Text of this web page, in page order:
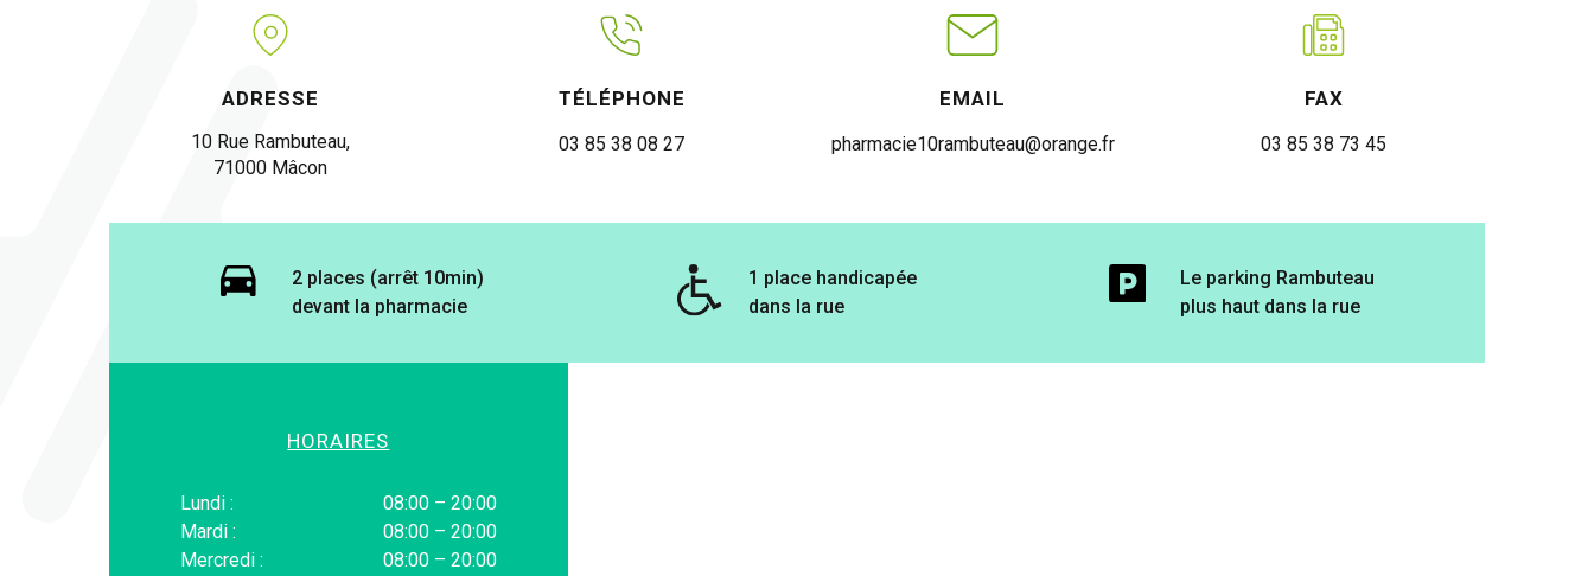
ADRESSE
10 Rue Rambuteau,
71000 Mâcon
TÉLÉPHONE
03 85 38 08 27
EMAIL
pharmacie10rambuteau@orange.fr
FAX
03 85 38 73 45
2 places (arrêt 10min)
devant la pharmacie
1 place handicapée
dans la rue
Le parking Rambuteau
plus haut dans la rue
HORAIRES
Lundi :
08:00 – 20:00
Mardi :
08:00 – 20:00
Mercredi :
08:00 – 20:00